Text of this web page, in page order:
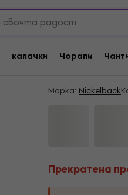
капачки Чорапи
Прекратена
Nickelback
Марка: Nickelback
Прекратена